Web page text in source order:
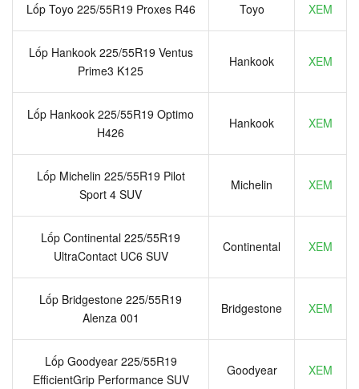
Lốp Toyo 225/55R19 Proxes R46 Toyo XEM
Lốp Hankook 225/55R19 Ventus
Prime3 K125
Hankook XEM
Lốp Hankook 225/55R19 Optimo
H426
Hankook XEM
Lốp Michelin 225/55R19 Pilot
Sport 4 SUV
Michelin XEM
Lốp Continental 225/55R19
UltraContact UC6 SUV
Continental XEM
Lốp Bridgestone 225/55R19
Alenza 001
Bridgestone XEM
Lốp Goodyear 225/55R19
EfficientGrip Performance SUV
Goodyear XEM